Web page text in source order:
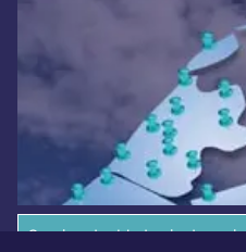
Overige dagbladen in de regio